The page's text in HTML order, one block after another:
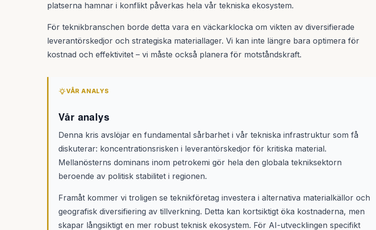
platserna hamnar i konflikt påverkas hela vår tekniska ekosystem.
För teknikbranschen borde detta vara en väckarklocka om vikten av diversifierade
leverantörskedjor och strategiska materiallager. Vi kan inte längre bara optimera för
kostnad och effektivitet – vi måste också planera för motståndskraft.
VÅR ANALYS
Vår analys
Denna kris avslöjar en fundamental sårbarhet i vår tekniska infrastruktur som få
diskuterar: koncentrationsrisken i leverantörskedjor för kritiska material.
Mellanösterns dominans inom petrokemi gör hela den globala tekniksektorn
beroende av politisk stabilitet i regionen.
Framåt kommer vi troligen se teknikföretag investera i alternativa materialkällor och
geografisk diversifiering av tillverkning. Detta kan kortsiktigt öka kostnaderna, men
skapar långsiktigt en mer robust teknisk ekosystem. För AI-utvecklingen specifikt